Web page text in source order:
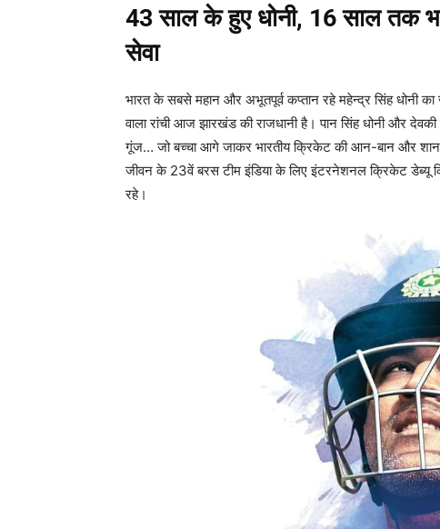
43 साल के हुए धोनी, 16 साल तक
सेवा
भारत के सबसे महान और अभूतपूर्व कप्तान रहे महेन्द्र सिंह धोनी
वाला रांची आज झारखंड की राजधानी है। पान सिंह धोनी और
गूंज… जो बच्चा आगे जाकर भारतीय क्रिकेट की आन-बान और
जीवन के 23वें बरस टीम इंडिया के लिए इंटरनेशनल क्रिकेट डेब्यू
रहे।